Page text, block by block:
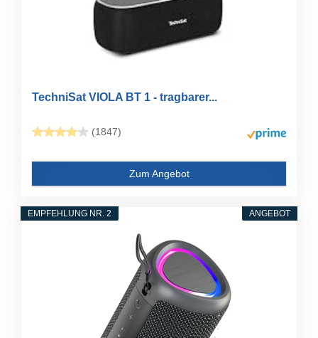
TechniSat VIOLA BT 1 - tragbarer...
(1847)
Zum Angebot
ANGEBOT
EMPFEHLUNG NR. 2